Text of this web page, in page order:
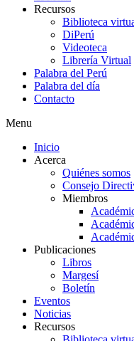
Recursos
Biblioteca
DiPerú
Videoteca
Librería Virtual
Palabra del Perú
Palabra del día
Contacto
Menu
Inicio
Acerca
Quiénes somos
Consejo
Miembros
Publicaciones
Libros
Margesí
Boletín
Eventos
Noticias
Recursos